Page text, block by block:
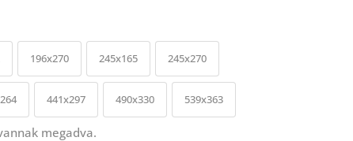
196x270 245x165 245x270
441x297 490x330 539x363
megadva.